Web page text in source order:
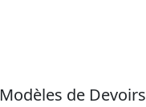
Modèles de Devoirs